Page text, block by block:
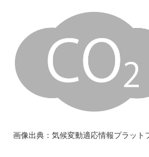
画像出典：気候変動適応情報プラット